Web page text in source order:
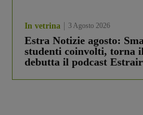
In vetrina 3 Agosto 2026
Estra Notizie agosto:
studenti coinvolti, torna
debutta il podcast Estrair